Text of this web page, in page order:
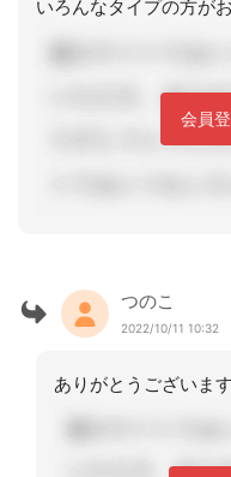
会員
つのこ
2022/10/11 10:32